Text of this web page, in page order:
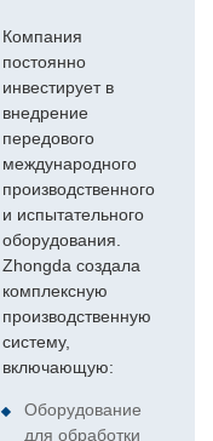
Компания
постоянно
инвестирует в
внедрение
передового
международного
производственного
и испытательного
оборудования.
Zhongda создала
комплексную
производственную
систему,
включающую:
Оборудование
для обработки